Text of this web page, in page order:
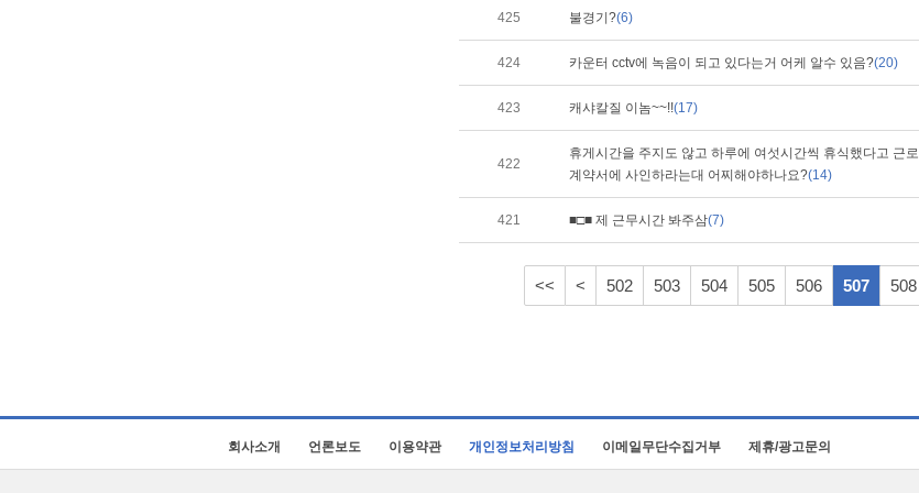
425 불경기?(6)
424 카운터 cctv에 녹음이 되고 있다는거 어케 알수 있음?(20)
423 캐샤칼질 이놈~~!!(17)
422
휴게시간을 주지도 않고 하루에 여섯시간씩 휴식했다고 근로
계약서에 사인하라는대 어찌해야하나요?(14)
421 ■□■ 제 근무시간 봐주삼(7)
<< < 502 503 504 505 506 507 508
회사소개 언론보도 이용약관 개인정보처리방침 이메일무단수집거부 제휴/광고문의